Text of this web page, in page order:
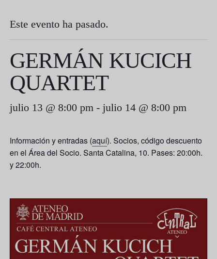
Este evento ha pasado.
GERMÁN KUCICH
QUARTET
julio 13 @ 8:00 pm - julio 14 @ 8:00 pm
Información y entradas (aquí). Socios, código descuento
en el Área del Socio. Santa Catalina, 10. Pases: 20:00h.
y 22:00h.